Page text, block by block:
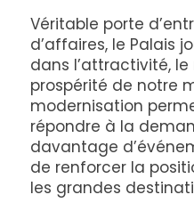
Véritable porte
d’affaires, le Palais
dans l’attractivité,
prospérité de notre
modernisation
répondre à la
davantage
de renforcer la
les grandes